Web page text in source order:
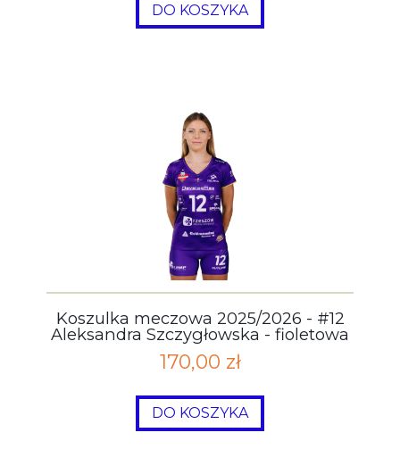
DO KOSZYKA
Koszulka meczowa 2025/2026 - #12
Aleksandra Szczygłowska - fioletowa
170,00 zł
DO KOSZYKA